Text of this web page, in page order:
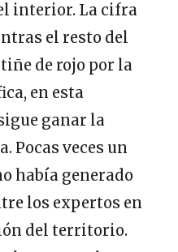
interior. La cifra
el resto del
de rojo por la
en esta
ganar la
Pocas veces un
había generado
los expertos en
del territorio.